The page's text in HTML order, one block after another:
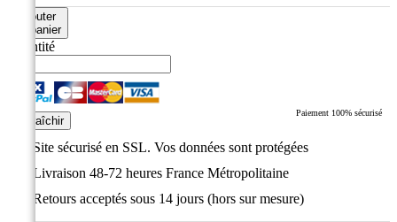
Ajouter
au panier
Quantité
Paiement 100% sécurisé
Site sécurisé en SSL. Vos données sont protégées
Livraison 48-72 heures France Métropolitaine
Retours acceptés sous 14 jours (hors sur mesure)